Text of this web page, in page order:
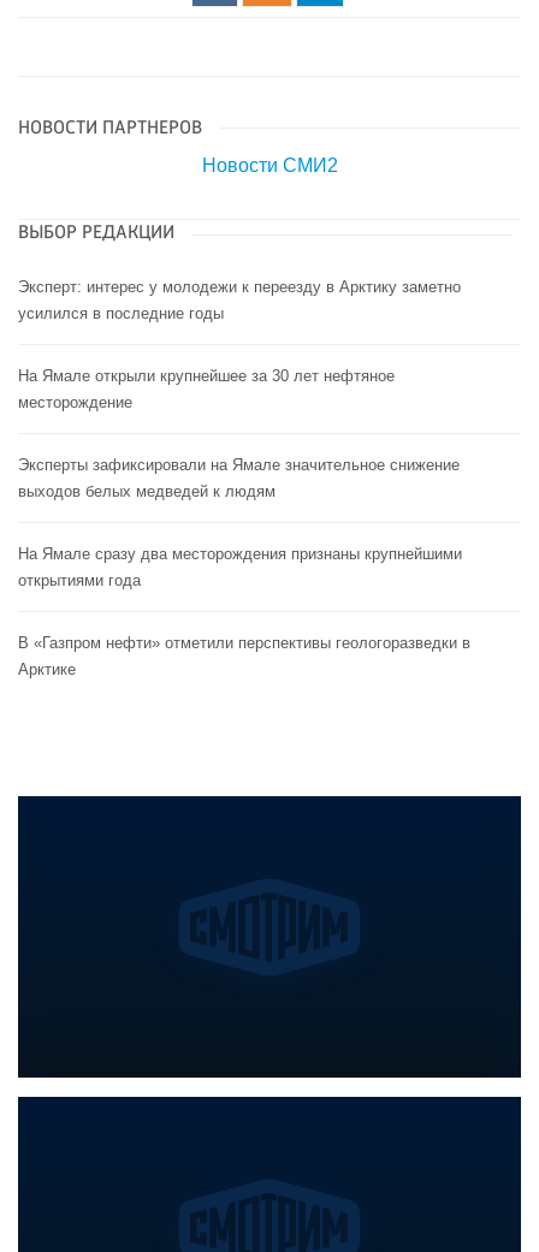
НОВОСТИ ПАРТНЕРОВ
Новости СМИ2
ВЫБОР РЕДАКЦИИ
Эксперт: интерес у молодежи к переезду в Арктику заметно
усилился в последние годы
На Ямале открыли крупнейшее за 30 лет нефтяное
месторождение
Эксперты зафиксировали на Ямале значительное снижение
выходов белых медведей к людям
На Ямале сразу два месторождения признаны крупнейшими
открытиями года
В «Газпром нефти» отметили перспективы геологоразведки в
Арктике